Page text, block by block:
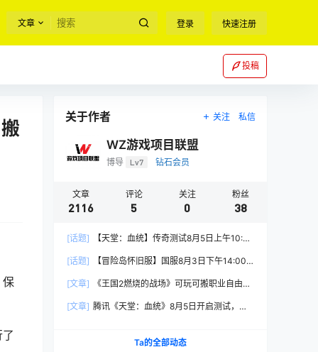
文章 登录 快速注册
投稿
保
关于作者 关注 私信
WZ游戏项目联盟
博导 Lv7 钻石会员
文章
2116
评论
5
关注
0
粉丝
38
[话题]
【天堂：血统】传奇测试8月5日上午10:00
[话题]
【冒险岛怀旧服】国服8月3日下午14:00
[文章]
《王国2燃烧的战场》可玩可搬职业自由，
[文章] 腾讯《天堂：血统》8月5日开启测试，
Ta的全部动态